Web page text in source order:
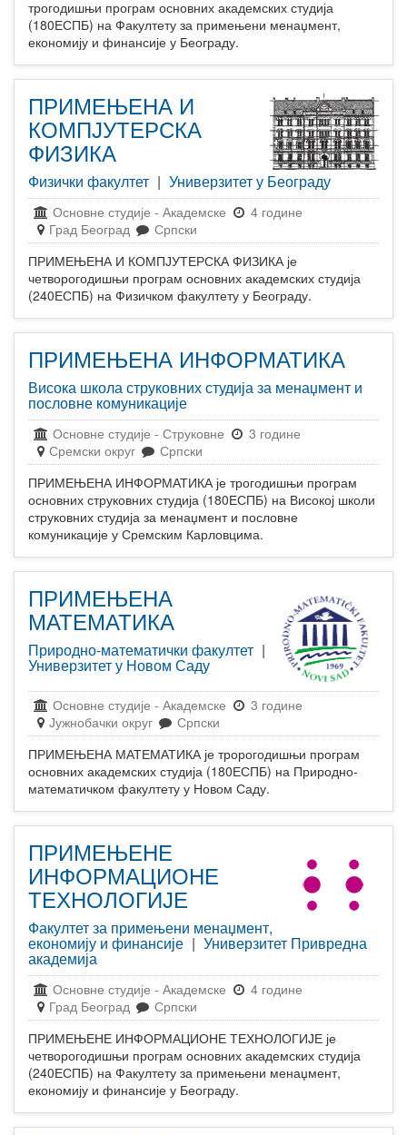
трогодишњи програм основних академских студија
(180ЕСПБ) на Факултету за примењени менаџмент,
економију и финансије у Београду.
ПРИМЕЊЕНА И
КОМПЈУТЕРСКА
ФИЗИКА
Физички факултет | Универзитет у Београду
Основне студије - Академске
4 године
Град Београд
Српски
ПРИМЕЊЕНА И КОМПЈУТЕРСКА ФИЗИКА је
четворогодишњи програм основних академских студија
(240ЕСПБ) на Физичком факултету у Београду.
ПРИМЕЊЕНА ИНФОРМАТИКА
Висока школа струковних студија за менаџмент и
пословне комуникације
Основне студије - Струковне
3 године
Сремски округ
Српски
ПРИМЕЊЕНА ИНФОРМАТИКА је трогодишњи програм
основних струковних студија (180ЕСПБ) на Високој школи
струковних студија за менаџмент и пословне
комуникације у Сремским Карловцима.
ПРИМЕЊЕНА
МАТЕМАТИКА
Природно-математички факултет |
Универзитет у Новом Саду
Основне студије - Академске
3 године
Јужнобачки округ
Српски
ПРИМЕЊЕНА МАТЕМАТИКА је тророгодишњи програм
основних академских студија (180ЕСПБ) на Природно-
математичком факултету у Новом Саду.
ПРИМЕЊЕНЕ
ИНФОРМАЦИОНЕ
ТЕХНОЛОГИЈЕ
Факултет за примењени менаџмент,
економију и финансије | Универзитет Привредна
академија
Основне студије - Академске
4 године
Град Београд
Српски
ПРИМЕЊЕНЕ ИНФОРМАЦИОНЕ ТЕХНОЛОГИЈЕ је
четворогодишњи програм основних академских студија
(240ЕСПБ) на Факултету за примењени менаџмент,
економију и финансије у Београду.